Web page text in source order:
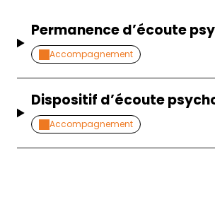
Permanence d’écoute
Accompagnement
Dispositif d’écoute
Accompagnement